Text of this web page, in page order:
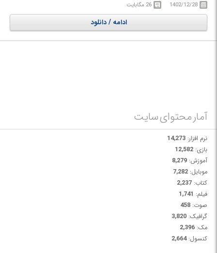
ایجاد شده اند، وقت کمتری را صرف کنند.diffpdfc
نیز قادر به انجام تمام این
عملیات از طریق خط فرمان است. در واقع محیط کاربری گرافیکی در این نسخه از
نرم افزار، جای خود را به محیط command line داده است.
1402/12/28 26 مگابایت
ادامه / دانلود
آمار محتوای سایت
نرم افزار: 14,273
بازی: 12,582
آموزش: 8,279
موبایل: 7,282
کتاب: 2,237
فیلم: 1,741
صوت: 458
گرافیک: 3,820
مک: 2,396
کنسول:2,664